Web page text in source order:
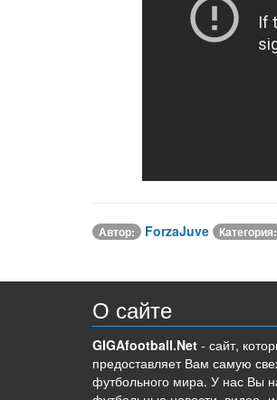
Автор: ForzaJuve Категория:
О сайте
GIGAfootball.Net - сайт,
предоставляет Вам самую
футбольного мира. У нас Вы